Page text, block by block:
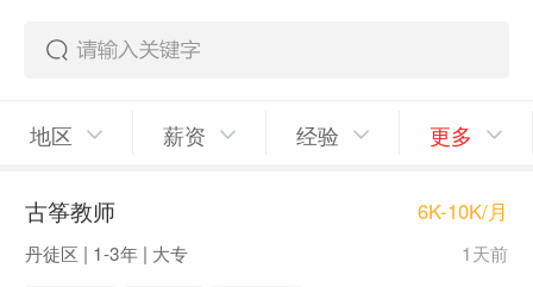
地区 薪资 经验 更多
古筝教师 6K-10K/月
丹徒区 | 1-3年 | 大专 1天前